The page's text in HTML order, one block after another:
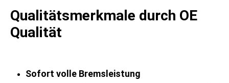
Qualitätsmerkmale durch OE
Qualität
Sofort volle Bremsleistung